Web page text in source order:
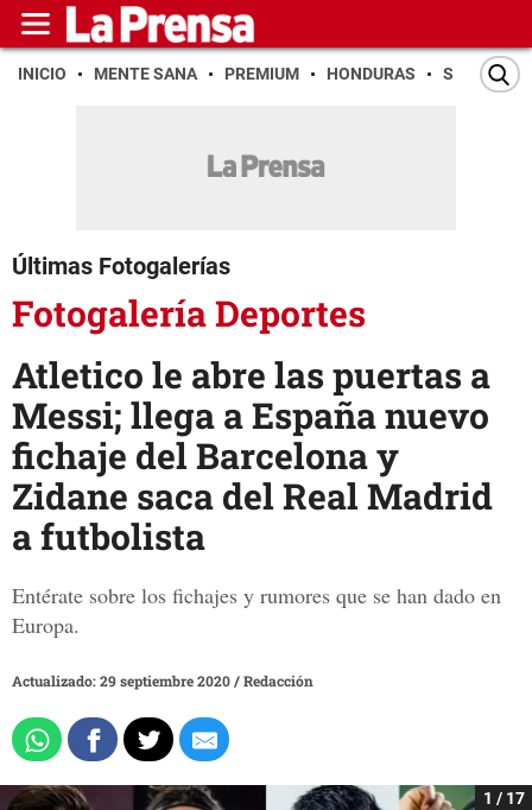
INICIO MENTE SANA PREMIUM HONDURAS SAN PEDRO
Últimas Fotogalerías
Fotogalería Deportes
Atletico le abre las puertas a
Messi; llega a España nuevo
fichaje del Barcelona y
Zidane saca del Real Madrid
a futbolista
Entérate sobre los fichajes y rumores que se han dado en
Europa.
Actualizado: 29 septiembre 2020/Redacción
1 / 17